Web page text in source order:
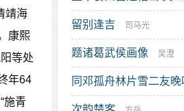
靖海
康熙
等处
年64
施青
留别逢吉 司马光
题诸葛武侯画像 吴澄
同邓孤舟林片雪二友